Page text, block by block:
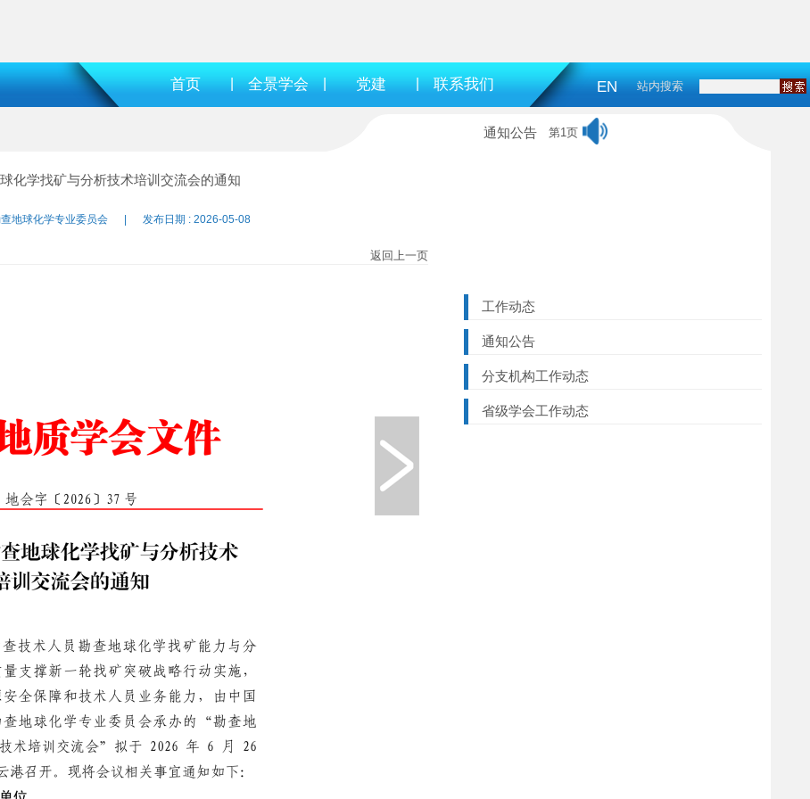
首页 | 全景学会 | 党建 | 联系我们 EN 站内搜索
通知公告 第1页
化学找矿与分析技术培训交流会的通知
查地球化学专业委员会 | 发布日期 : 2026-05-08
返回上一页
工作动态
通知公告
分支机构工作动态
省级学会工作动态